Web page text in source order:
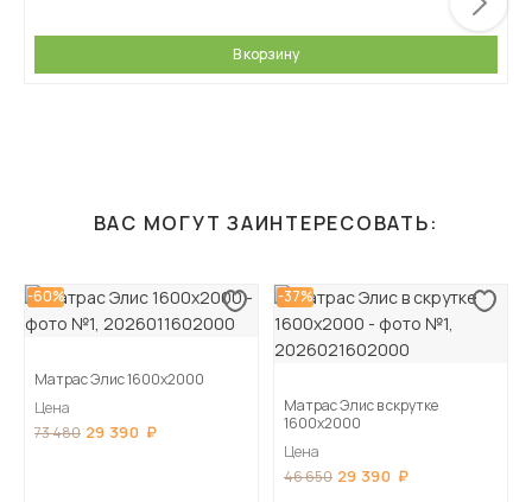
В корзину
ВАС МОГУТ ЗАИНТЕРЕСОВАТЬ:
-60%
Матрас Элис 1600х2000
Цена
73 480 29 390
-37%
Матрас Элис в скрутке
1600х2000
Цена
46 650 29 390